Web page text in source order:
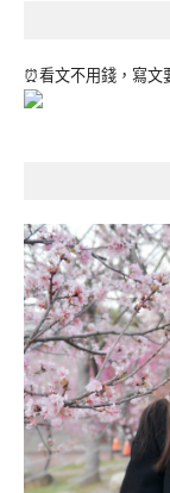
⏰看文不用錢，寫文